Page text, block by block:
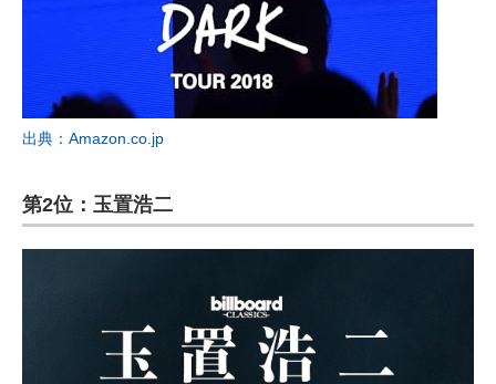
出典：Amazon.co.jp
第2位：玉置浩二